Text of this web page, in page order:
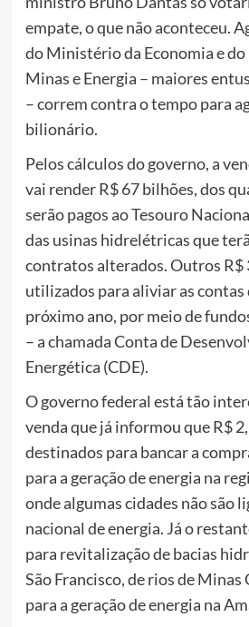
empate, o que não aconteceu.
do Ministério da Economia e
Minas e Energia – maiores
– correm contra o tempo para
bilionário.
Pelos cálculos do governo, a
vai render R$ 67 bilhões, dos
serão pagos ao Tesouro
das usinas hidrelétricas que
contratos alterados. Outros R$
utilizados para aliviar as contas
próximo ano, por meio de
– a chamada Conta de
Energética (CDE).
O governo federal está tão
venda que já informou que R$
destinados para bancar a
para a geração de energia na
onde algumas cidades não são
nacional de energia. Já o
para revitalização de bacias
São Francisco, de rios de Minas
para a geração de energia na